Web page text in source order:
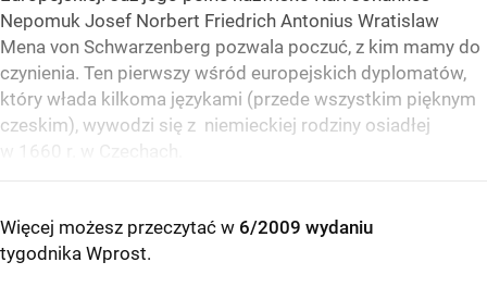
Nepomuk Josef Norbert Friedrich Antonius Wratislaw
Mena von Schwarzenberg pozwala poczuć, z kim mamy do
czynienia. Ten pierwszy wśród europejskich dyplomatów,
który włada kilkoma językami (przede wszystkim pięknym
czeskim), wywodzi się z niemieckiej rodziny osiadłej
w 1660 r. w Czechach.
Więcej możesz przeczytać w 6/2009 wydaniu
tygodnika Wprost.